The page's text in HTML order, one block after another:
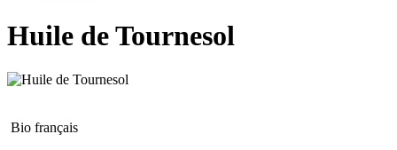
Huile de Tournesol
Bio français